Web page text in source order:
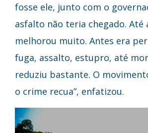
fosse ele, junto com o
asfalto não teria chegado. Até
melhorou muito. Antes era
fuga, assalto, estupro, até
reduziu bastante. O
o crime recua”, enfatizou.